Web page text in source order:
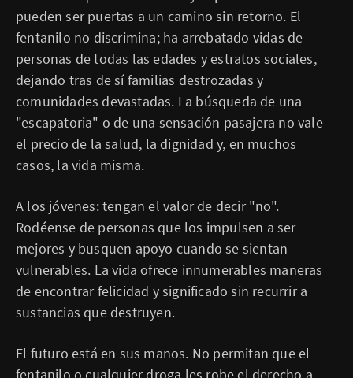
pueden ser puertas a un camino sin retorno. El
fentanilo no discrimina; ha arrebatado vidas de
personas de todas las edades y estratos sociales,
dejando tras de sí familias destrozadas y
comunidades devastadas. La búsqueda de una
"escapatoria" o de una sensación pasajera no vale
el precio de la salud, la dignidad y, en muchos
casos, la vida misma.
A los jóvenes: tengan el valor de decir "no".
Rodéense de personas que los impulsen a ser
mejores y busquen apoyo cuando se sientan
vulnerables. La vida ofrece innumerables maneras
de encontrar felicidad y significado sin recurrir a
sustancias que destruyen.
El futuro está en sus manos. No permitan que el